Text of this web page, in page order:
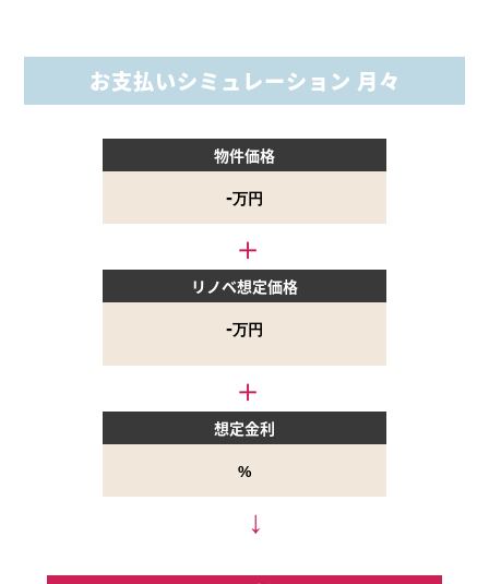
お支払いシミュレーション 月々
物件価格
‐万円
リノベ想定価格
-万円
想定金利
%